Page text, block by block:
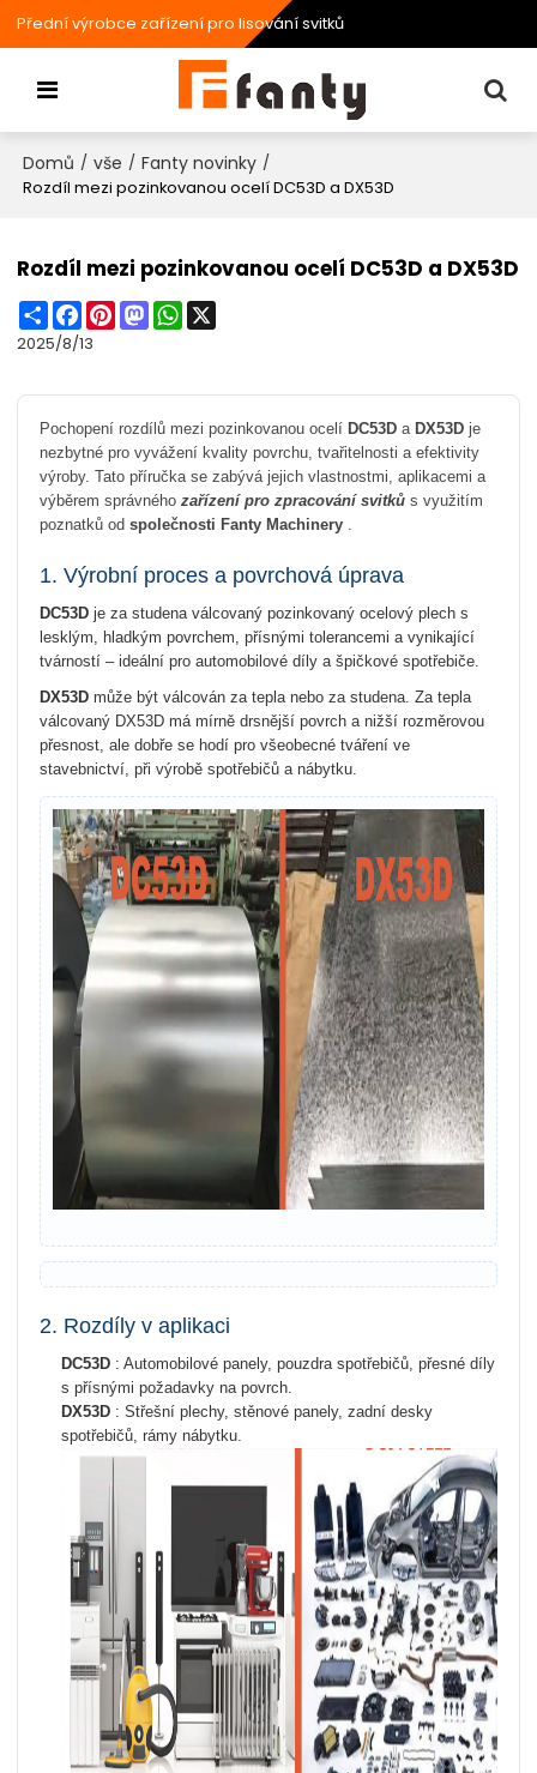
Přední výrobce zařízení pro lisování svitků
Domů / vše / Fanty novinky /
Rozdíl mezi pozinkovanou ocelí DC53D a DX53D
Rozdíl mezi pozinkovanou ocelí DC53D a DX53D
ShareFacebook
PinterestMastodonWhatsApp
2025/8/13
Pochopení rozdílů mezi pozinkovanou ocelí DC53D a DX53D je
nezbytné pro vyvážení kvality povrchu, tvařitelnosti a efektivity
výroby. Tato příručka se zabývá jejich vlastnostmi, aplikacemi a
výběrem správnéhozařízení pro zpracování svitků s využitím
poznatků odspolečnosti Fanty Machinery .
1. Výrobní proces a povrchová úprava
DC53D je za studena válcovaný pozinkovaný ocelový plech s
lesklým, hladkým povrchem, přísnými tolerancemi a vynikající
tvárností – ideální pro automobilové díly a špičkové spotřebiče.
DX53D může být válcován za tepla nebo za studena. Za tepla
válcovaný DX53D má mírně drsnější povrch a nižší rozměrovou
přesnost, ale dobře se hodí pro všeobecné tváření ve
stavebnictví, při výrobě spotřebičů a nábytku.
2. Rozdíly v aplikaci
DC53D : Automobilové panely, pouzdra spotřebičů, přesné díly
s přísnými požadavky na povrch.
DX53D : Střešní plechy, stěnové panely, zadní desky
spotřebičů, rámy nábytku.